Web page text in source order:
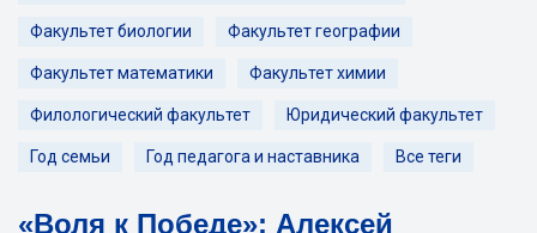
Факультет биологии Факультет географии
Факультет математики Факультет химии
Филологический факультет Юридический факультет
Год семьи Год педагога и наставника Все теги
«Воля к Победе»: Алексей